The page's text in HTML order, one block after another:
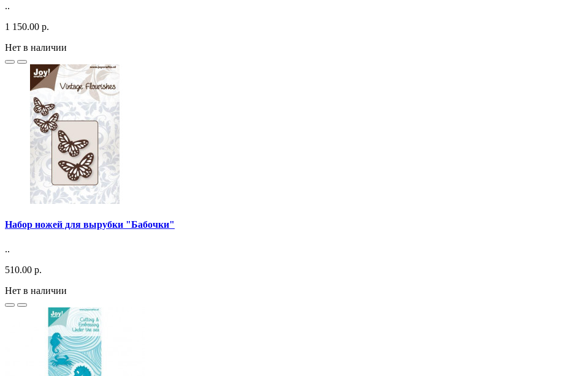
..
1 150.00 р.
Нет в наличии
Набор ножей для вырубки "Бабочки"
..
510.00 р.
Нет в наличии